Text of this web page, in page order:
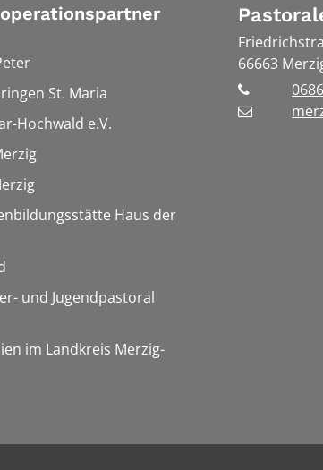
St. Maria
Hochwald e.V.
Haus der
und Jugendpastoral
im Landkreis Merzig-
66663